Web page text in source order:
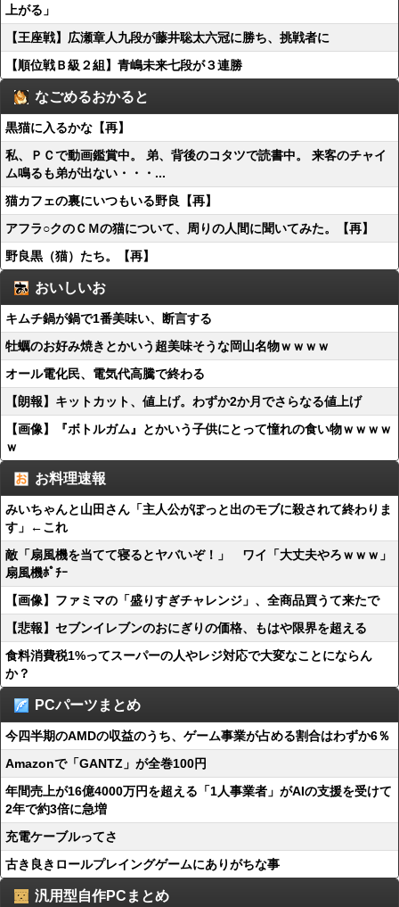
上がる」
【王座戦】広瀬章人九段が藤井聡太六冠に勝ち、挑戦者に
【順位戦Ｂ級２組】青嶋未来七段が３連勝
なごめるおかると
黒猫に入るかな【再】
私、ＰＣで動画鑑賞中。 弟、背後のコタツで読書中。 来客のチャイ
ム鳴るも弟が出ない・・・...
猫カフェの裏にいつもいる野良【再】
アフラ○クのＣＭの猫について、周りの人間に聞いてみた。【再】
野良黒（猫）たち。【再】
おいしいお
キムチ鍋が鍋で1番美味い、断言する
牡蠣のお好み焼きとかいう超美味そうな岡山名物ｗｗｗｗ
オール電化民、電気代高騰で終わる
【朗報】キットカット、値上げ。わずか2か月でさらなる値上げ
【画像】『ボトルガム』とかいう子供にとって憧れの食い物ｗｗｗｗ
ｗ
お料理速報
みいちゃんと山田さん「主人公がぽっと出のモブに殺されて終わりま
す」←これ
敵「扇風機を当てて寝るとヤバいぞ！」 ワイ「大丈夫やろｗｗｗ」
扇風機ﾎﾟﾁｰ
【画像】ファミマの「盛りすぎチャレンジ」、全商品買うて来たで
【悲報】セブンイレブンのおにぎりの価格、もはや限界を超える
食料消費税1%ってスーパーの人やレジ対応で大変なことにならん
か？
PCパーツまとめ
今四半期のAMDの収益のうち、ゲーム事業が占める割合はわずか6％
Amazonで「GANTZ」が全巻100円
年間売上が16億4000万円を超える「1人事業者」がAIの支援を受けて
2年で約3倍に急増
充電ケーブルってさ
古き良きロールプレイングゲームにありがちな事
汎用型自作PCまとめ